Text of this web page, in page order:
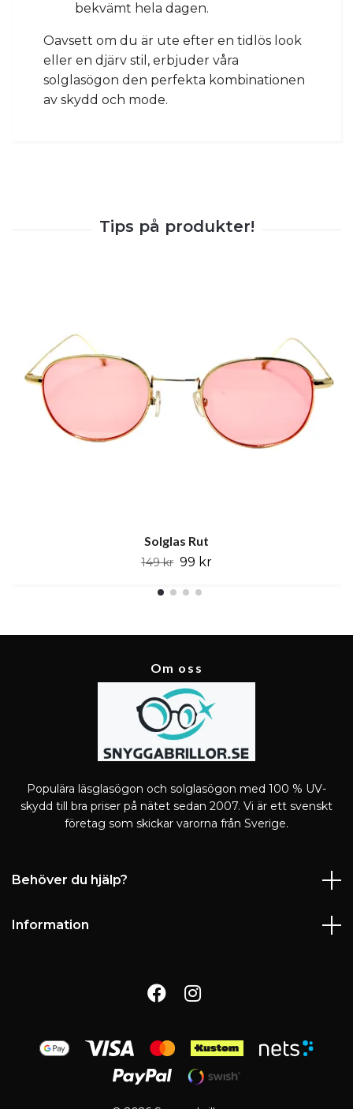
bekvämt hela dagen.
Oavsett om du är ute efter en tidlös look
eller en djärv stil, erbjuder våra
solglasögon den perfekta kombinationen
av skydd och mode.
Solglas Rut
149 kr 99 kr
Om oss
Populära läsglasögon och solglasögon med 100 % UV-
skydd till bra priser på nätet sedan 2007. Vi är ett svenskt
företag som skickar varorna från Sverige.
Behöver du hjälp?
Information